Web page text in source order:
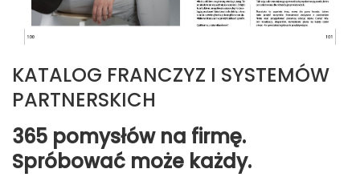
KATALOG FRANCZYZ I SYSTEMÓW
PARTNERSKICH
365 pomysłów na firmę.
Spróbować może każdy.